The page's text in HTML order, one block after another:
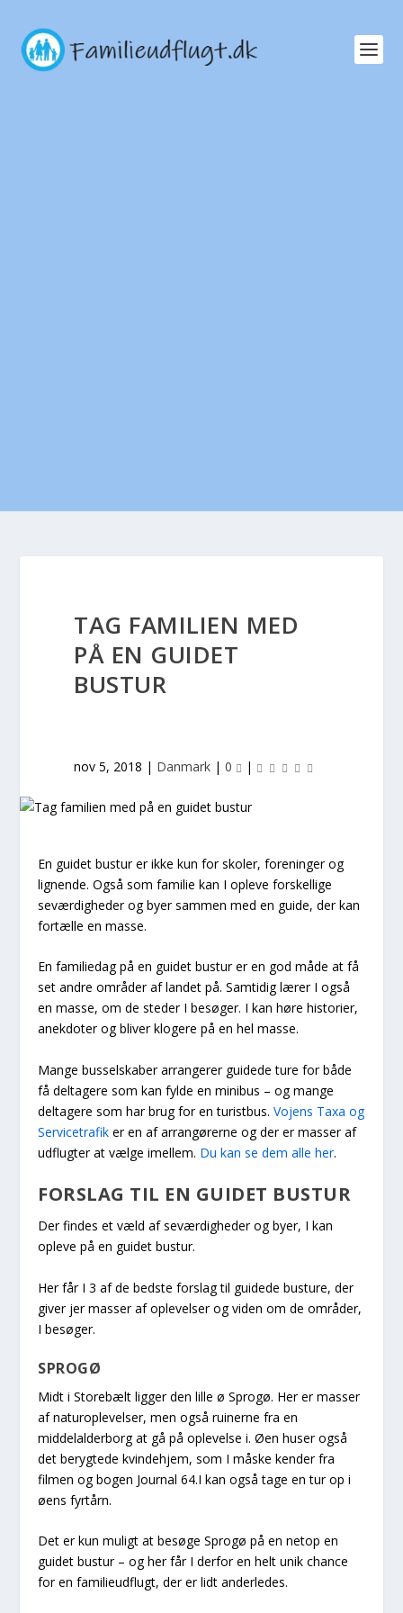
TAG FAMILIEN MED
PÅ EN GUIDET
BUSTUR
nov 5, 2018 | Danmark |0 |
En guidet bustur er ikke kun for skoler, foreninger og
lignende. Også som familie kan I opleve forskellige
seværdigheder og byer sammen med en guide, der kan
fortælle en masse.
En familiedag på en guidet bustur er en god måde at få
set andre områder af landet på. Samtidig lærer I også
en masse, om de steder I besøger. I kan høre historier,
anekdoter og bliver klogere på en hel masse.
Mange busselskaber arrangerer guidede ture for både
få deltagere som kan fylde en minibus – og mange
deltagere som har brug for en turistbus.Vojens Taxa og
Servicetrafik er en af arrangørerne og der er masser af
udflugter at vælge imellem. Du kan se dem alle her.
FORSLAG TIL EN GUIDET BUSTUR
Der findes et væld af seværdigheder og byer, I kan
opleve på en guidet bustur.
Her får I 3 af de bedste forslag til guidede busture, der
giver jer masser af oplevelser og viden om de områder,
I besøger.
SPROGØ
Midt i Storebælt ligger den lille ø Sprogø. Her er masser
af naturoplevelser, men også ruinerne fra en
middelalderborg at gå på oplevelse i. Øen huser også
det berygtede kvindehjem, som I måske kender fra
filmen og bogen Journal 64.I kan også tage en tur op i
øens fyrtårn.
Det er kun muligt at besøge Sprogø på en netop en
guidet bustur – og her får I derfor en helt unik chance
for en familieudflugt, der er lidt anderledes.